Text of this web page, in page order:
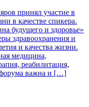
принял участие в
в качестве спикера.
будущего и здоровье»
здравоохранения и
и качества жизни.
медицина,
реабилитация,
форума важна и […]